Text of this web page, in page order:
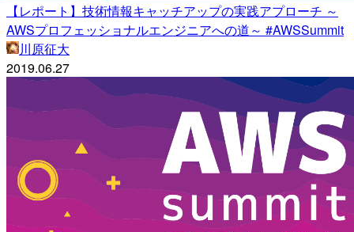
【レポート】技術情報キャッチアップの実践アプローチ ～
AWSプロフェッショナルエンジニアへの道～ #AWSSummit
川原征大
2019.06.27